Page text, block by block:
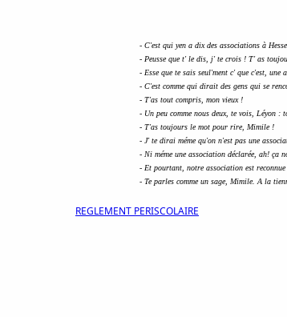
- C'est qui yen a dix des associations à
- Peusse que t' le dis, j' te crois ! T' as
- Esse que te sais seul'ment c' que c'est, une
- C'est comme qui dirait des gens qui se
- T'as tout compris, mon vieux !
- Un peu comme nous deux, te vois, Léyon :
- T'as toujours le mot pour rire, Mimile !
- J' te dirai méme qu'on n'est pas une
- Ni méme une association déclarée, ah! ça
- Et pourtant, notre association est
- Te parles comme un sage, Mimile. A la
REGLEMENT PERISCOLAIRE